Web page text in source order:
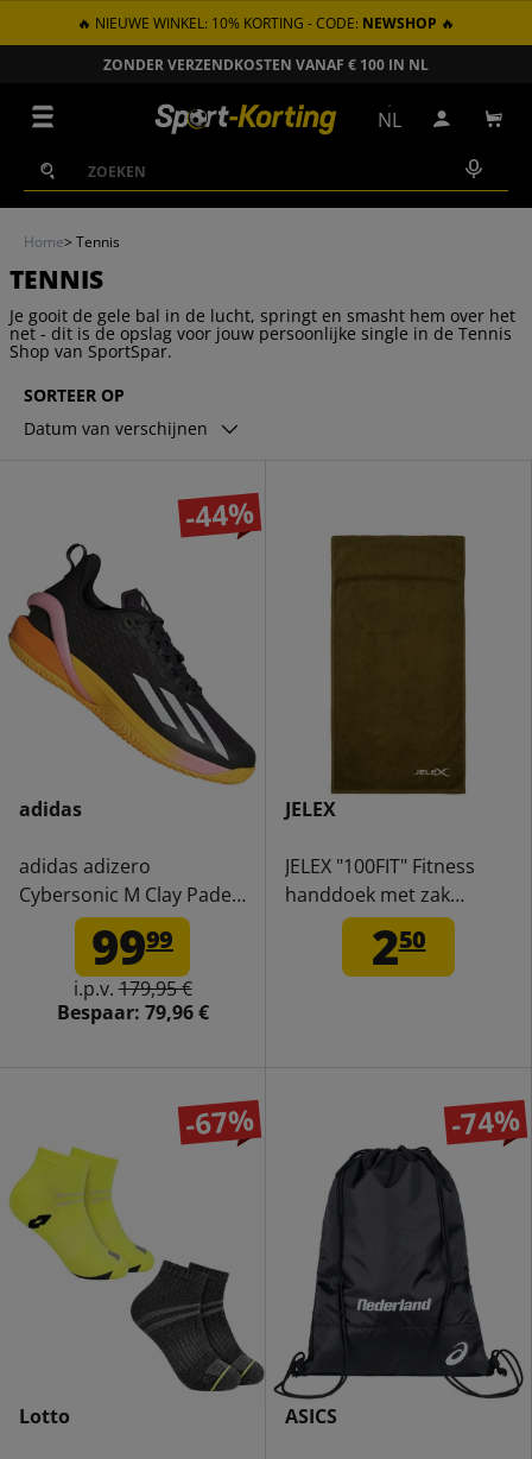
GA NAAR INHOUD
🔥 NIEUWE WINKEL: 10% KORTING - CODE: NEWSHOP 🔥
ZONDER VERZENDKOSTEN VANAF € 100 IN NL
Zoeken
Zoeken
NL Inloggen
Home> Tennis
TENNIS
Je gooit de gele bal in de lucht, springt en smasht hem over het
net - dit is de opslag voor jouw persoonlijke single in de Tennis
Shop van SportSpar.
SORTEER OP
Datum van verschijnen
-44%
adidas
adidas adizero
Cybersonic M Clay Padel
Tennisschoenen IF0437
9999
i.p.v.179,95 €
Bespaar: 79,96 €
JELEX
JELEX "100FIT" Fitness
handdoek met zak
legergroen250
-67%
Lotto
-74%
ASICS